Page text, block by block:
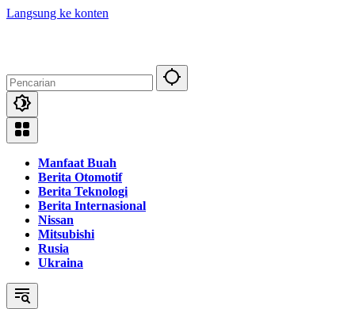
Langsung ke konten
Manfaat Buah
Berita Otomotif
Berita Teknologi
Berita Internasional
Nissan
Mitsubishi
Rusia
Ukraina